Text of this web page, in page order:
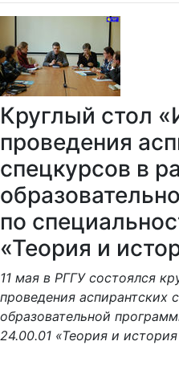
Круглый стол
проведения
спецкурсов в
по
«Теория и
11 мая в РГГУ состоялся
проведения аспирантских
образовательной
24.00.01 «Теория и